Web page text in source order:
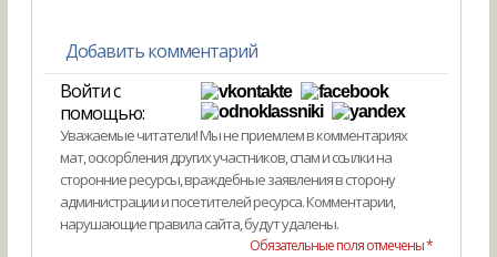
Добавить комментарий
Войти с
помощью:
Уважаемые читатели! Мы не приемлем в комментариях
мат, оскорбления других участников, спам и ссылки на
сторонние ресурсы, враждебные заявления в сторону
администрации и посетителей ресурса. Комментарии,
нарушающие правила сайта, будут удалены.
Обязательные поля отмечены *